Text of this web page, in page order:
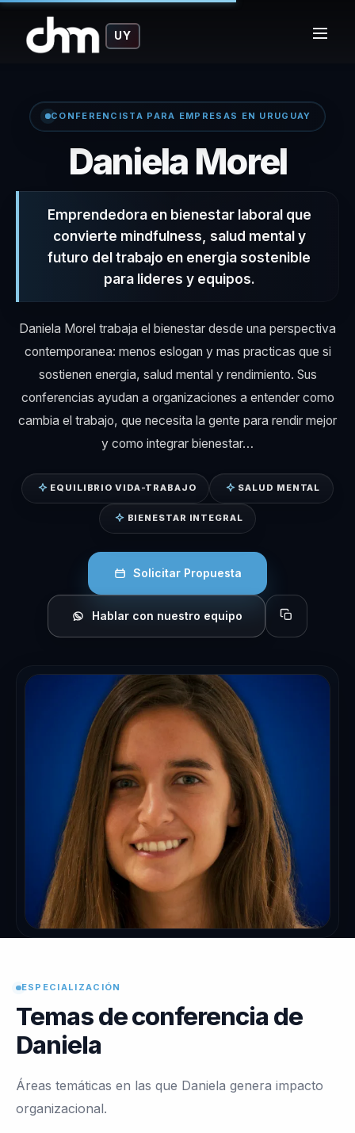
UY
CONFERENCISTA PARA EMPRESAS EN URUGUAY
Daniela Morel–
Emprendedora en bienestar laboral que
convierte mindfulness, salud mental y
futuro del trabajo en energia sostenible
para lideres y equipos.
Daniela Morel trabaja el bienestar desde una perspectiva
contemporanea: menos eslogan y mas practicas que si
sostienen energia, salud mental y rendimiento. Sus
conferencias ayudan a organizaciones a entender como
cambia el trabajo, que necesita la gente para rendir mejor
y como integrar bienestar…
EQUILIBRIO VIDA-TRABAJO SALUD MENTAL
BIENESTAR INTEGRAL
Solicitar Propuesta
Hablar con nuestro equipo Copiar perfil
ESPECIALIZACIÓN
Temas de conferencia de
Daniela
Áreas temáticas en las que Daniela genera impacto
organizacional.